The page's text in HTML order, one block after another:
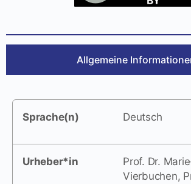
Allgemeine
Sprache(n) Deutsch
Urheber*in
Prof. Dr.
Vierbuchen,